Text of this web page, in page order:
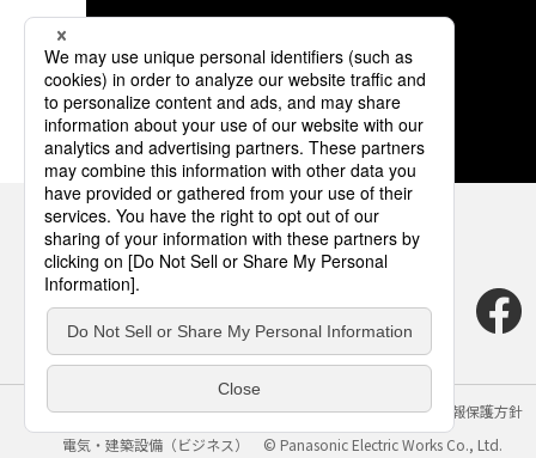
サイトのご利用にあたって クッキーポリシー
個人情報保護方針
電気・建築設備（ビジネス）
© Panasonic Electric Works Co., Ltd.